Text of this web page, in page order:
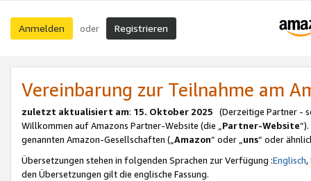
Anmelden oder Registrieren
Vereinbarung zur Teilnahme am
zuletzt aktualisiert am: 15. Oktober 2025 (Derzeitige Partner -
Willkommen auf Amazons Partner-Website (die „Partner-Website
genannten Amazon-Gesellschaften („Amazon“ oder „uns“ oder
Übersetzungen stehen in folgenden Sprachen zur Verfügung :Englisch,
den Übersetzungen gilt die englische Fassung.